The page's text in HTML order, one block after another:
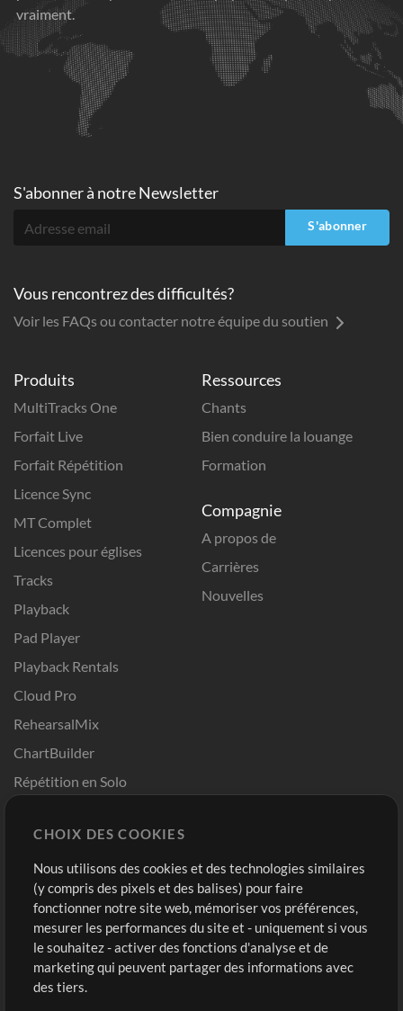
vraiment.
Produits
MultiTracks One
Forfait Live
Forfait Répétition
Licence Sync
MT Complet
Licences pour églises
Tracks
Playback
Pad Player
Playback Rentals
Cloud Pro
RehearsalMix
ChartBuilder
Répétition en Solo
Modèles ProPresenter
Sons
Ressources
Chants
Bien conduire la louange
Formation
Compagnie
A propos de
Carrières
Nouvelles
Boutique
Acheter des crédits
Contenu gratuit
Demander les pistes
Compte
Connexion
S'inscrire
S'abonner à notre Newsletter
S'abonner
Vous rencontrez des difficultés?
Voir les FAQs ou contacter notre équipe du soutien
CHOIX DES COOKIES
Nous utilisons des cookies et des technologies similaires
(y compris des pixels et des balises) pour faire
fonctionner notre site web, mémoriser vos préférences,
mesurer les performances du site et - uniquement si vous
le souhaitez - activer des fonctions d'analyse et de
marketing qui peuvent partager des informations avec
des tiers.